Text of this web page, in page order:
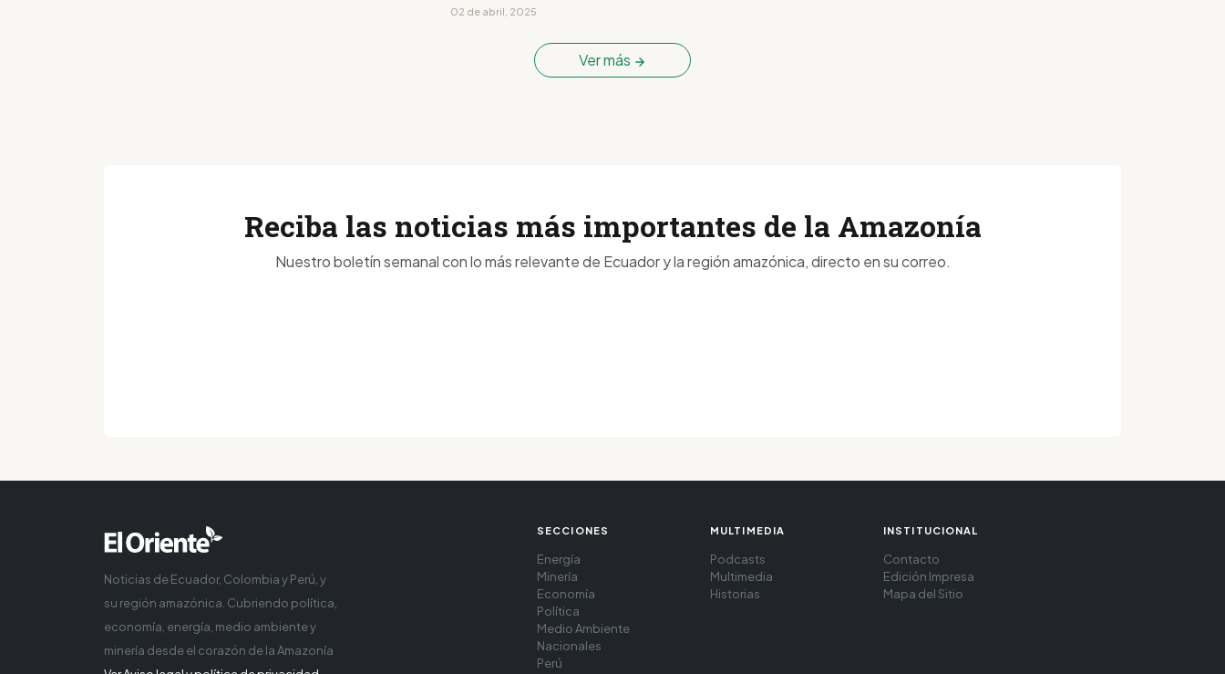
02 de abril, 2025
Ver más
Reciba las noticias más importantes de la Amazonía
Nuestro boletín semanal con lo más relevante de Ecuador y la región amazónica, directo en su correo.
Noticias de Ecuador, Colombia y Perú, y
su región amazónica. Cubriendo política,
economía, energía, medio ambiente y
minería desde el corazón de la Amazonía
SECCIONES
Energía
Minería
Economía
Política
Medio Ambiente
Nacionales
Perú
MULTIMEDIA
Podcasts
Multimedia
Historias
INSTITUCIONAL
Contacto
Edición Impresa
Mapa del Sitio